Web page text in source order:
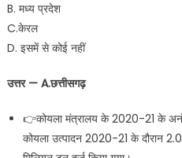
B. मध्य प्रदेश
C.केरल
D. इसमें से कोई नहीं
उत्तर — A.छत्तीसगढ़
👉कोयला मंत्रालय के 2020-21 के
कोयला उत्पादन 2020-21 के दौरान